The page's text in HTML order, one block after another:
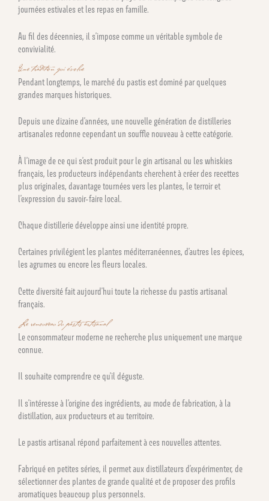
journées estivales et les repas en famille.
Au fil des décennies, il s’impose comme un véritable symbole de
convivialité.
Une tradition qui évolue
Pendant longtemps, le marché du pastis est dominé par quelques
grandes marques historiques.
Depuis une dizaine d’années, une nouvelle génération de distilleries
artisanales redonne cependant un souffle nouveau à cette catégorie.
À l’image de ce qui s’est produit pour le gin artisanal ou les whiskies
français, les producteurs indépendants cherchent à créer des recettes
plus originales, davantage tournées vers les plantes, le terroir et
l’expression du savoir-faire local.
Chaque distillerie développe ainsi une identité propre.
Certaines privilégient les plantes méditerranéennes, d’autres les épices,
les agrumes ou encore les fleurs locales.
Cette diversité fait aujourd’hui toute la richesse du pastis artisanal
français.
Le renouveau du pastis artisanal
Le consommateur moderne ne recherche plus uniquement une marque
connue.
Il souhaite comprendre ce qu’il déguste.
Il s’intéresse à l’origine des ingrédients, au mode de fabrication, à la
distillation, aux producteurs et au territoire.
Le pastis artisanal répond parfaitement à ces nouvelles attentes.
Fabriqué en petites séries, il permet aux distillateurs d’expérimenter, de
sélectionner des plantes de grande qualité et de proposer des profils
aromatiques beaucoup plus personnels.